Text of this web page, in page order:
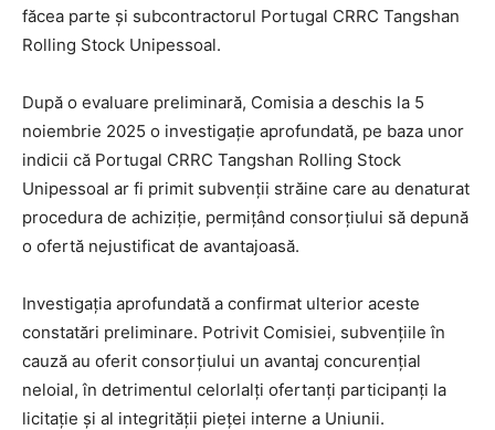
făcea parte și subcontractorul Portugal CRRC Tangshan
Rolling Stock Unipessoal.
După o evaluare preliminară, Comisia a deschis la 5
noiembrie 2025 o investigație aprofundată, pe baza unor
indicii că Portugal CRRC Tangshan Rolling Stock
Unipessoal ar fi primit subvenții străine care au denaturat
procedura de achiziție, permițând consorțiului să depună
o ofertă nejustificat de avantajoasă.
Investigația aprofundată a confirmat ulterior aceste
constatări preliminare. Potrivit Comisiei, subvențiile în
cauză au oferit consorțiului un avantaj concurențial
neloial, în detrimentul celorlalți ofertanți participanți la
licitație și al integrității pieței interne a Uniunii.